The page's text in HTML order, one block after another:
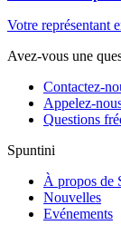
Votre représentant
Avez-vous une
Contactez-
Appelez-
Questions
Spuntini
À propos de
Nouvelles
Evénements